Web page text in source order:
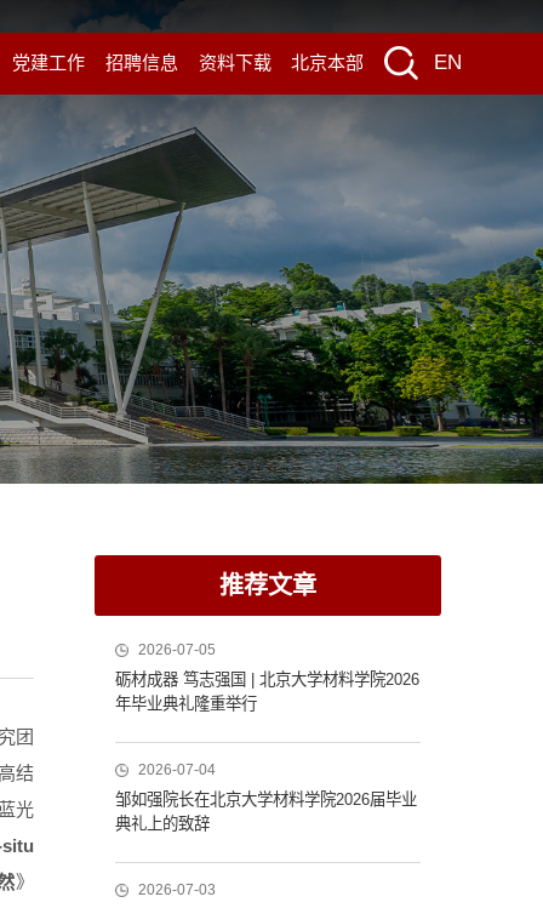
党建工作 招聘信息 资料下载 北京本部 EN
团
结
光
situ
》
推荐文章
2026-07-05
砺材成器 笃志强国 | 北京大学材料学院2026
年毕业典礼隆重举行
2026-07-04
邹如强院长在北京大学材料学院2026届毕业
典礼上的致辞
2026-07-03